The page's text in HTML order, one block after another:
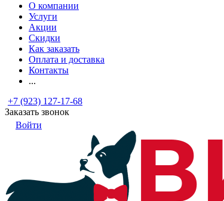
О компании
Услуги
Акции
Скидки
Как заказать
Оплата и доставка
Контакты
...
+7 (923) 127-17-68
Заказать звонок
Войти